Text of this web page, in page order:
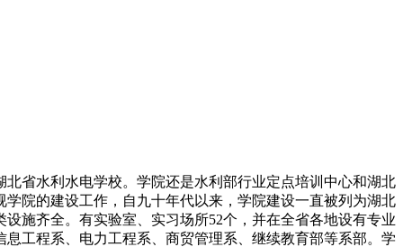
省水利水电学校。学院还是水利部行业定点培训中心和湖北
院的建设工作，自九十年代以来，学院建设一直被列为湖北
施齐全。有实验室、实习场所52个，并在全省各地设有专业
工程系、电力工程系、商贸管理系、继续教育部等系部。学